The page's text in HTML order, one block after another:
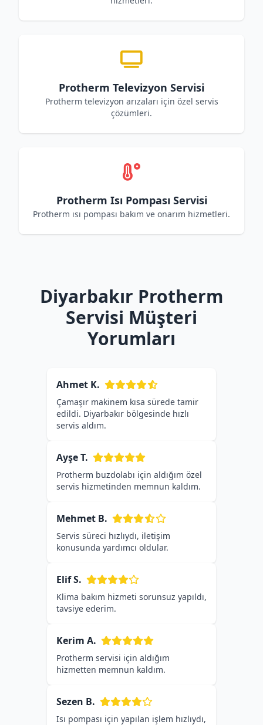
Protherm Televizyon Servisi
Protherm televizyon arızaları için özel servis
çözümleri.
Protherm Isı Pompası Servisi
Protherm ısı pompası bakım ve onarım hizmetleri.
Diyarbakır Protherm
Servisi Müşteri
Yorumları
Ahmet K.
Çamaşır makinem kısa sürede tamir
edildi. Diyarbakır bölgesinde hızlı
servis aldım.
Ayşe T.
Protherm buzdolabı için aldığım özel
servis hizmetinden memnun kaldım.
Mehmet B.
Servis süreci hızlıydı, iletişim
konusunda yardımcı oldular.
Elif S.
Klima bakım hizmeti sorunsuz yapıldı,
tavsiye ederim.
Kerim A.
Protherm servisi için aldığım
hizmetten memnun kaldım.
Sezen B.
Isı pompası için yapılan işlem hızlıydı,